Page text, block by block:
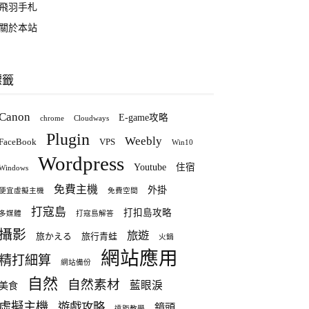
羽手札
於本站
chrome Cloudways E-game攻略
Plugin VPS Weebly Win10
Wordpress Youtube 住宿
宜虛擬主機 免費主機 免費空間 外掛
媒體 打寇島 打寇島解答 打扣島攻略
影 旅かえる 旅行青蛙 旅遊 火鍋
打細算 網站備份 網站應用
食 自然 自然素材 藍眼淚